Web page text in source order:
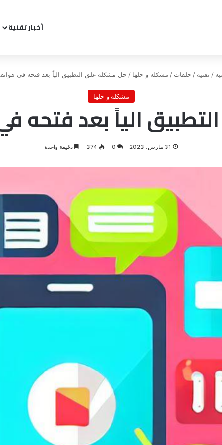
أخبار تقنية
/ تقنية / حلقات / مشكله و حلها / حل مشكلة غلق التطبيق الياً بعد فتحه في
مشكله و حلها
الياً بعد فتحه
31 مارس، 2023 0
374 دقيقة واحدة